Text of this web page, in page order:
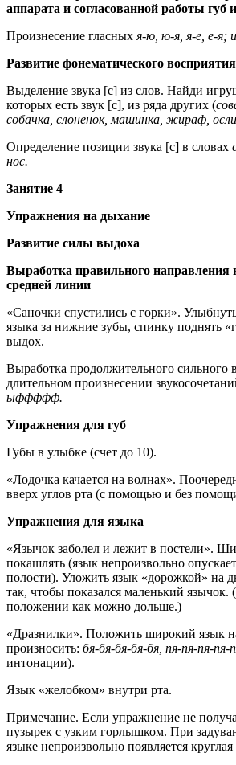
аппарата и согласованной работы губ
Произнесение гласных я-ю, ю-я, я-е, е-я;
Развитие фонематического восприятия
Выделение звука [с] из слов. Найди
которых есть звук [с], из ряда других (
собачка, слоненок, машинка, жираф,
Определение позиции звука [с] в словах
нос.
Занятие 4
Упражнения на дыхание
Развитие силы выдоха
Выработка правильного направления
средней линии
«Саночки спустились с горки».
языка за нижние зубы, спинку поднять
выдох.
Выработка продолжительного сильного
длительном произнесении
ыффффф.
Упражнения для губ
Губы в улыбке (счет до 10).
«Лодочка качается на волнах».
вверх углов рта (с помощью и без
Упражнения для языка
«Язычок заболел и лежит в постели».
покашлять (язык непроизвольно
полости). Уложить язык «дорожкой» на
так, чтобы показался маленький язычок.
положении как можно дольше.)
«Дразнилки». Положить широкий язык
произносить: бя-бя-бя-бя-бя, пя-пя-пя-пя-
интонации).
Язык «желобком» внутри рта.
Примечание. Если упражнение не
пузырек с узким горлышком. При
языке непроизвольно появляется